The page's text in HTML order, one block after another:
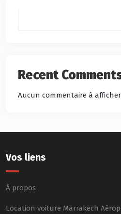
Recent
Aucun commentaire à afficher.
Vos liens
À propos
Location voiture Marrakech